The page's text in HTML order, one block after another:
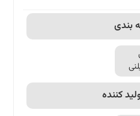
بندی
کننده